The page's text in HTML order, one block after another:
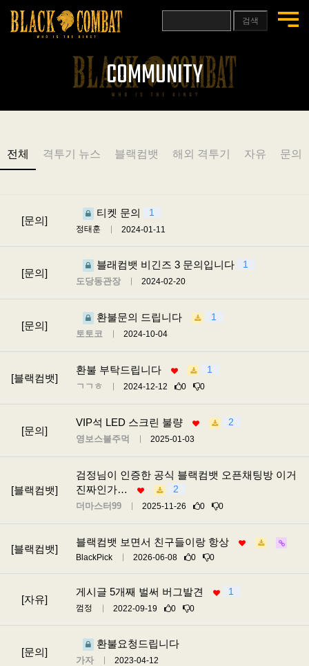
검색
COMMUNITY
전체 격투기 뉴스 블랙컴뱃 해외 격투기 자유 문의
[문의]
티켓 문의 1
정태훈 2024-01-11
[문의]
블래컴뱃 비긴즈 3 문의입니다 1
도당동관장 2024-02-20
[문의]
환불문의 드립니다 1
토토코 2024-10-04
[블랙컴뱃]
환불 부탁드립니다 1
ㄱㄱㅎ 2024-12-12 0 0
[문의]
VIP석 LED 스크린 불량 2
영보스불주먹 2025-01-03
[블랙컴뱃]
검정님이 인증한 공식 블랙컴뱃 오픈채팅방 이거
진짜인가…
2
더마스터99 2025-11-26 0 0
[블랙컴뱃]
블랙컴뱃 보면서 친구들이랑 항상
BlackPick 2026-06-08 0 0
[자유]
게시글 5개째 벌써 버그발견 1
껌정 2022-09-19 0 0
[문의]
환불요청드립니다
가자 2023-04-12